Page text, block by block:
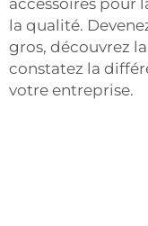
accessoires pour
la qualité.
gros, découvrez
constatez la
votre entreprise.